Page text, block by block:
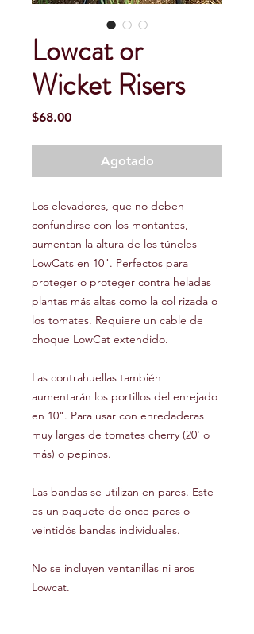
Lowcat or
Wicket Risers
$68.00Precio
Agotado
Los elevadores, que no deben
confundirse con los montantes,
aumentan la altura de los túneles
LowCats en 10". Perfectos para
proteger o proteger contra heladas
plantas más altas como la col rizada o
los tomates. Requiere un cable de
choque LowCat extendido.
Las contrahuellas también
aumentarán los portillos del enrejado
en 10". Para usar con enredaderas
muy largas de tomates cherry (20' o
más) o pepinos.
Las bandas se utilizan en pares. Este
es un paquete de once pares o
veintidós bandas individuales.
No se incluyen ventanillas ni aros
Lowcat.